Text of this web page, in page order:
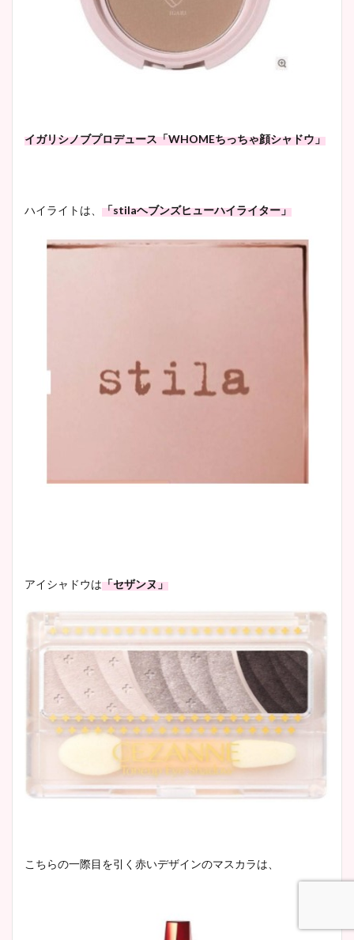
イガリシノブプロデュース「WHOMEちっちゃ顔シャドウ」
ハイライトは、 「stilaヘブンズヒューハイライター」
アイシャドウは「セザンヌ」
こちらの一際目を引く赤いデザインのマスカラは、